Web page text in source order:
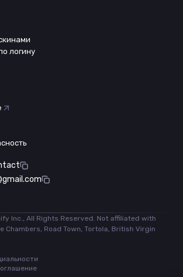
логину
Inc., All Rights Reserved. Not affiliated with
Chambers, Road Town, Tortola, British Virgin